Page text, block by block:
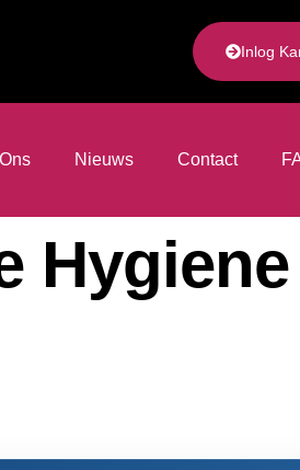
Inlog
Nieuws Contact
Hygiene